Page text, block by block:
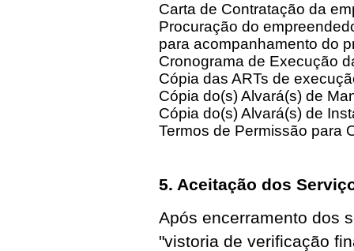
Carta de Contratação da
Procuração do
para acompanhamento do
Cronograma de Execução
Cópia das ARTs de
Cópia do(s) Alvará(s) de
Cópia do(s) Alvará(s) de
Termos de Permissão para
5. Aceitação dos
Após encerramento dos
"vistoria de verificação